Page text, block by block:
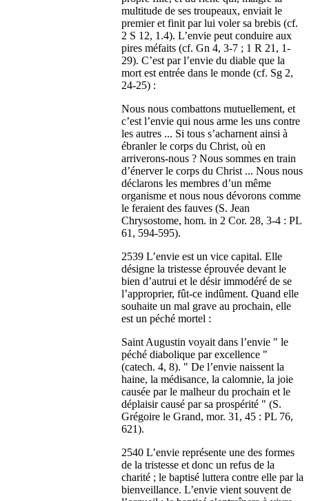
multitude de ses troupeaux, enviait le
premier et finit par lui voler sa brebis (cf.
2 S 12, 1.4). L’envie peut conduire aux
pires méfaits (cf. Gn 4, 3-7 ; 1 R 21, 1-
29). C’est par l’envie du diable que la
mort est entrée dans le monde (cf. Sg 2,
24-25) :
Nous nous combattons mutuellement, et
c’est l’envie qui nous arme les uns contre
les autres ... Si tous s’acharnent ainsi à
ébranler le corps du Christ, où en
arriverons-nous ? Nous sommes en train
d’énerver le corps du Christ ... Nous nous
déclarons les membres d’un même
organisme et nous nous dévorons comme
le feraient des fauves (S. Jean
Chrysostome, hom. in 2 Cor. 28, 3-4 : PL
61, 594-595).
2539 L’envie est un vice capital. Elle
désigne la tristesse éprouvée devant le
bien d’autrui et le désir immodéré de se
l’approprier, fût-ce indûment. Quand elle
souhaite un mal grave au prochain, elle
est un péché mortel :
Saint Augustin voyait dans l’envie " le
péché diabolique par excellence "
(catech. 4, 8). " De l’envie naissent la
haine, la médisance, la calomnie, la joie
causée par le malheur du prochain et le
déplaisir causé par sa prospérité " (S.
Grégoire le Grand, mor. 31, 45 : PL 76,
621).
2540 L’envie représente une des formes
de la tristesse et donc un refus de la
charité ; le baptisé luttera contre elle par la
bienveillance. L’envie vient souvent de